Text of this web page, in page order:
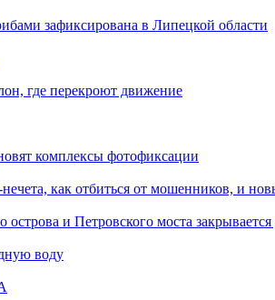
зафиксирована в Липецкой области
где перекроют движение
комплексы фотофиксации
как отбиться от мошенников, и
и Петровского моста
воду